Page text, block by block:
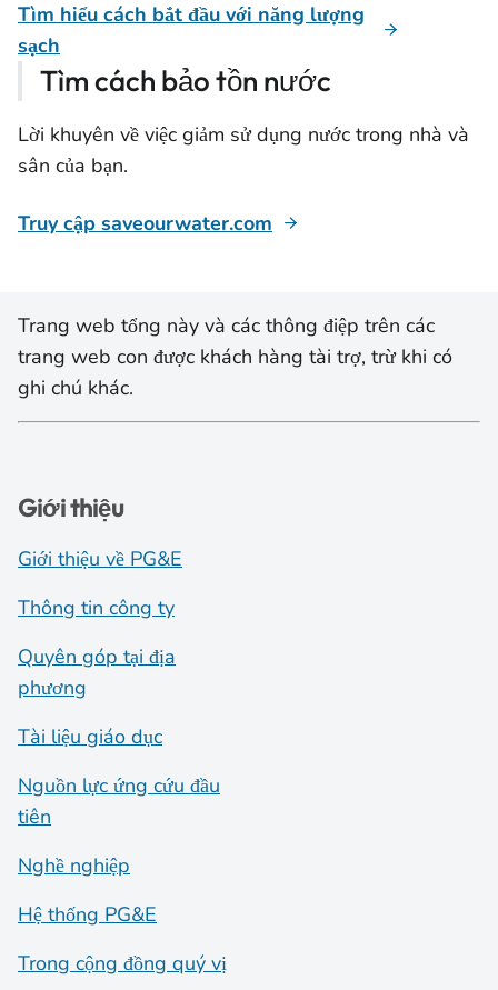
Tìm hiểu cách bắt đầu với năng lượng
sạch
Tìm cách bảo tồn nước
Lời khuyên về việc giảm sử dụng nước trong nhà và
sân của bạn.
Truy cập saveourwater.com
Trang web tổng này và các thông điệp trên các
trang web con được khách hàng tài trợ, trừ khi có
ghi chú khác.
Giới thiệu
Giới thiệu về PG&E
Thông tin công ty
Quyên góp tại địa
phương
Tài liệu giáo dục
Nguồn lực ứng cứu đầu
tiên
Nghề nghiệp
Hệ thống PG&E
Trong cộng đồng quý vị